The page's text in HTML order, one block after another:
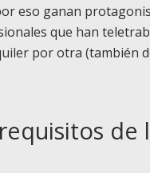
eso ganan
que han
por otra (también
de